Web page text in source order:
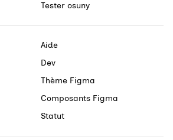
Tester osuny
Aide
Dev
Thème Figma
Composants Figma
Statut